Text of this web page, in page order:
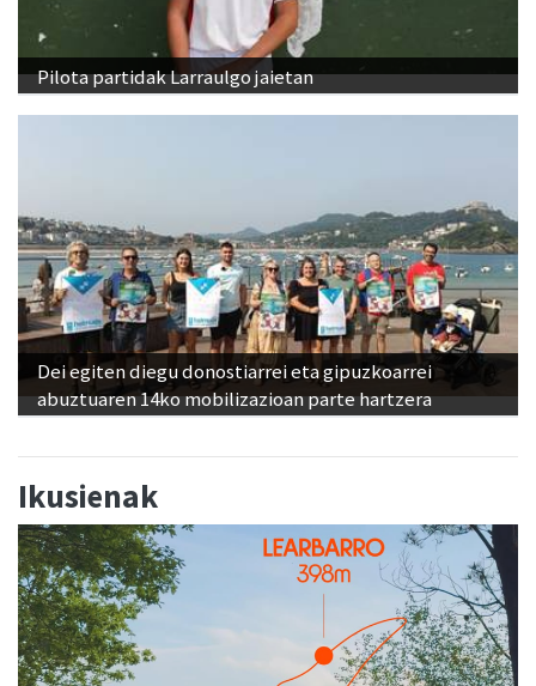
Pilota partidak Larraulgo jaietan
Dei egiten diegu donostiarrei eta gipuzkoarrei
abuztuaren 14ko mobilizazioan parte hartzera
Ikusienak